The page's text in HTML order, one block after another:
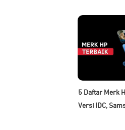
5 Daftar Merk
Versi IDC,